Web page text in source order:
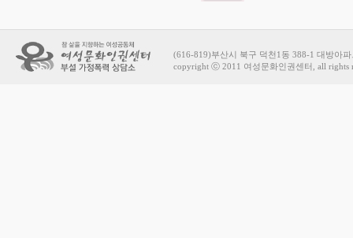
(616-819)부산시 북구 덕천1동 388-1 대방아
copyright ⓒ 2011 여성문화인권센터, all rights